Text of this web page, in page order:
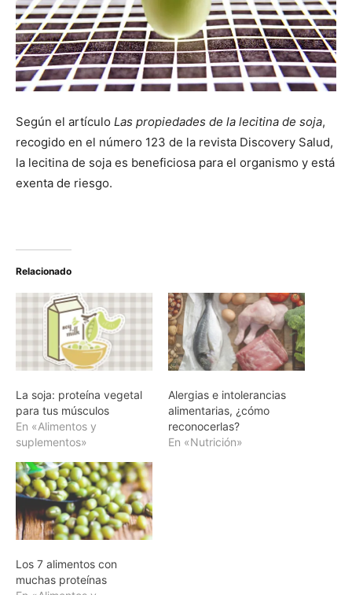
Según el artículo Las propiedades de la lecitina de soja,
recogido en el número 123 de la revista Discovery Salud,
la lecitina de soja es beneficiosa para el organismo y está
exenta de riesgo.
Relacionado
La soja: proteína vegetal
para tus músculos
En «Alimentos y
suplementos»
Alergias e intolerancias
alimentarias, ¿cómo
reconocerlas?
En «Nutrición»
Los 7 alimentos con
muchas proteínas